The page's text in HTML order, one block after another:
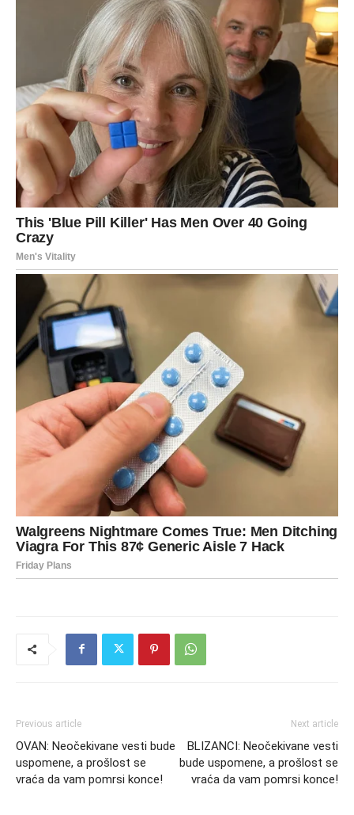
Previous article
OVAN: Neočekivane vesti bude
uspomene, a prošlost se
vraća da vam pomrsi konce!
Next article
BLIZANCI: Neočekivane vesti
bude uspomene, a prošlost se
vraća da vam pomrsi konce!